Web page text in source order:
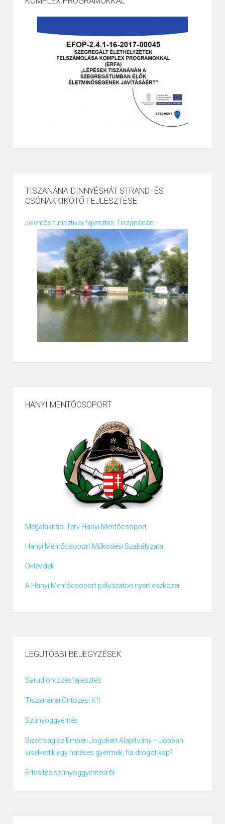
TISZANÁNA-DINNYÉSHÁT STRAND- ÉS
CSÓNAKKIKÖTŐ FEJLESZTÉSE
Jelentős turisztikai fejlesztés Tiszanánán
HANYI MENTŐCSOPORT
Megalakítási Terv Hanyi Mentőcsoport
Hanyi Mentőcsoport Működési Szabályzata
Oklevelek
A Hanyi Mentőcsoport pályázaton nyert eszközei
LEGUTÓBBI BEJEGYZÉSEK
Sarud öntözésfejlesztés
Tiszanánai Öntözési Kft.
Szúnyoggyérítés
Bizottság az Emberi Jogokért Alapítvány – Jobban
viselkedik egy hatéves gyermek, ha drogot kap?
Értesítés szúnyoggyérítésről